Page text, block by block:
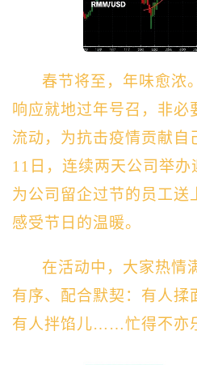
春节将至，年味愈浓
响应就地过年号召，非必
流动，为抗击疫情贡献自
11日，连续两天公司举办
为公司留企过节的员工送
感受节日的温暖。
在活动中，大家热情
有序、配合默契：有人揉
有人拌馅儿……忙得不亦